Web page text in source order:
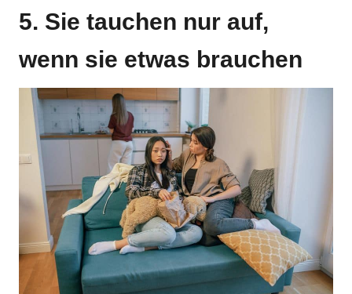
5. Sie tauchen nur auf,
wenn sie etwas brauchen